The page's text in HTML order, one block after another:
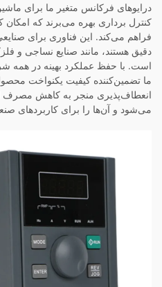
درایوهای فرکانس متغیر ما برای
کنترل برداری بهره می‌برند که
فراهم می‌کند. این فناوری برای
دقیق هستند، مانند صنایع نساجی و
است. با حفظ عملکرد بهینه در همه
ما تضمین‌کننده کیفیت یکنواخت
انعطاف‌پذیری منجر به کاهش مصرف
می‌شود و آن‌ها را برای کاربردهای